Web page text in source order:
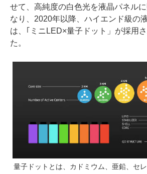
せて、高純度の白色光を液晶パネル
なり、2020年以降、ハイエンド級の
は、｢ミニLED×量子ドット」が採用
た。
量子ドットとは、カドミウム、亜鉛、セ